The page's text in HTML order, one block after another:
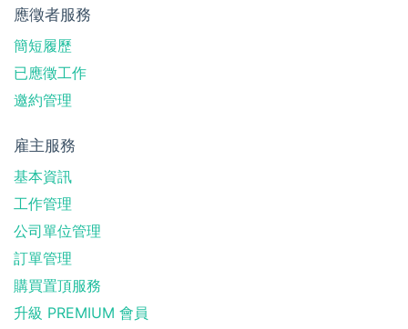
應徵者服務
簡短履歷
已應徵工作
邀約管理
雇主服務
基本資訊
工作管理
公司單位管理
訂單管理
購買置頂服務
升級 PREMIUM 會員